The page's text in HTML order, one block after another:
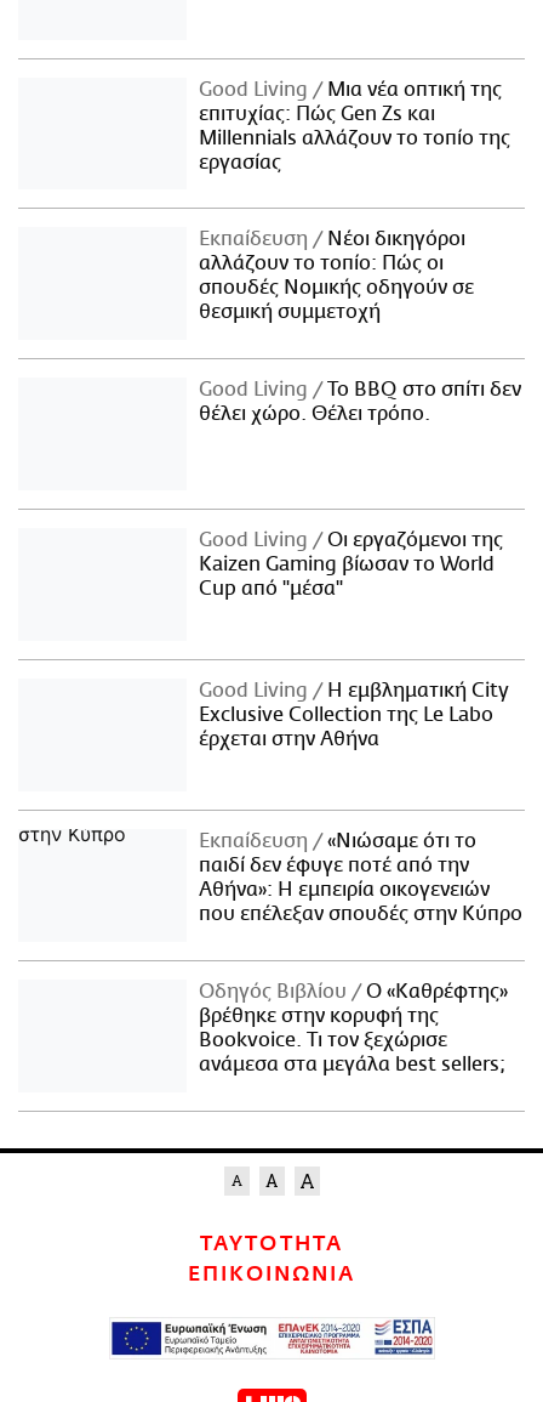
Good Living
Μια νέα οπτική της
επιτυχίας: Πώς Gen Zs και
Millennials αλλάζουν το τοπίο της
εργασίας
Εκπαίδευση
Νέοι δικηγόροι
αλλάζουν το τοπίο: Πώς οι
σπουδές Νομικής οδηγούν σε
θεσμική συμμετοχή
Good Living
Το BBQ στο σπίτι δεν
θέλει χώρο. Θέλει τρόπο.
Good Living
Οι εργαζόμενοι της
Kaizen Gaming βίωσαν το World
Cup από "μέσα"
Good Living
Η εμβληματική City
Exclusive Collection της Le Labo
έρχεται στην Αθήνα
Εκπαίδευση
«Νιώσαμε ότι το
παιδί δεν έφυγε ποτέ από την
Αθήνα»: Η εμπειρία οικογενειών
που επέλεξαν σπουδές στην Κύπρο
Οδηγός Βιβλίου
Ο «Καθρέφτης»
βρέθηκε στην κορυφή της
Bookvoice. Τι τον ξεχώρισε
ανάμεσα στα μεγάλα best sellers;
ΤΑΥΤΟΤΗΤΑ
ΕΠΙΚΟΙΝΩΝΙΑ